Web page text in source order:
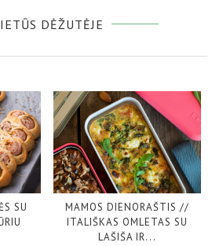
DĖŽUTĖJE
SU
MAMOS DIENORAŠTIS //
ITALIŠKAS OMLETAS SU
LAŠIŠA IR...